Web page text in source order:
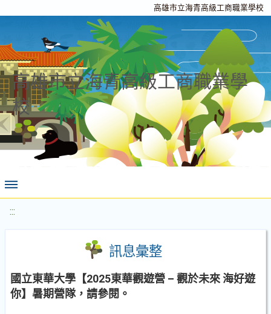
高雄市立海青高級工商職業學校
高雄市立海青高級工商職業學
校
:::
訊息彙整
國立東華大學【2025東華觀遊營 – 觀於未來 海好遊
你】暑期營隊，請參閱。